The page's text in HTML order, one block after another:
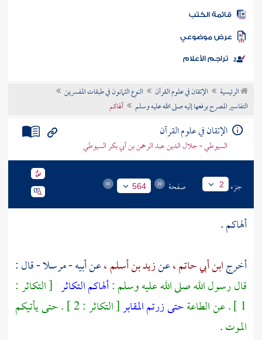
المكتبة
الكتب
موضوعي
تراجم الأعلام
الرئيسية الإتقان في علوم القرآن
النوع الثمانون في طبقات المفسرين
التفاسير المصرح برفعها إليه صلى الله عليه وسلم
ألهاكم
الإتقان في علوم القرآن
السيوطي - جلال الدين عبد الرحمن بن أبي بكر السيوطي
جزء 2 صفحة 564
ألهاكم .
أخرجابن أبي حاتم ،عنزيد بن أسلم ،عن أبيه - مرسلا - قال :
قال رسول الله صلى الله عليه وسلم :ألهاكم التكاثر [ التكاثر :
1 ] . عن الطاعة
حتى زرتم المقابر
[ التكاثر : 2 ] . حتى يأتيكم
الموت.